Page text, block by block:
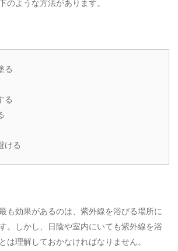
のような方法があります。
る
る
ける
も効果があるのは、紫外線を浴びる場所に
。しかし、日陰や室内にいても紫外線を浴
は理解しておかなければなりません。